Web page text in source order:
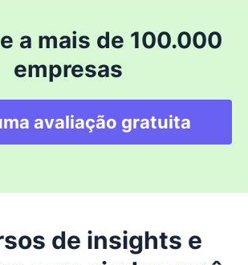
a mais de 100.000
empresas
avaliação gratuita
de insights e